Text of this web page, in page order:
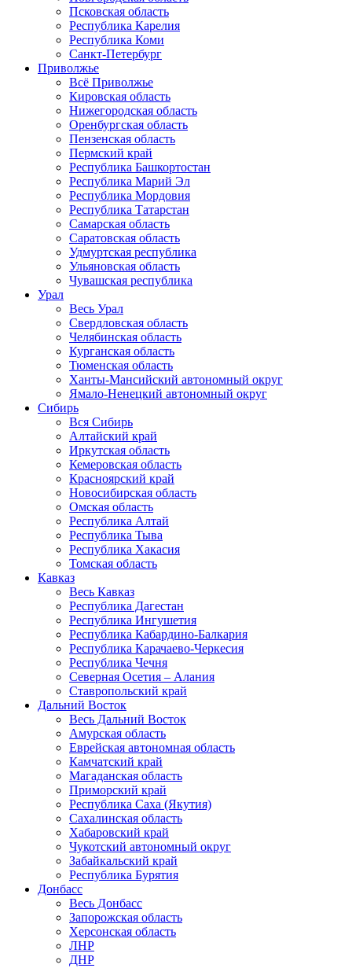
Псковская область
Республика Карелия
Республика Коми
Санкт-Петербург
Приволжье
Всё Приволжье
Кировская область
Нижегородская область
Оренбургская область
Пензенская область
Пермский край
Республика Башкортостан
Республика Марий Эл
Республика Мордовия
Республика Татарстан
Самарская область
Саратовская область
Удмуртская республика
Ульяновская область
Чувашская республика
Урал
Весь Урал
Свердловская область
Челябинская область
Курганская область
Тюменская область
Ханты-Мансийский автономный округ
Ямало-Ненецкий автономный округ
Сибирь
Вся Сибирь
Алтайский край
Иркутская область
Кемеровская область
Красноярский край
Новосибирская область
Омская область
Республика Алтай
Республика Тыва
Республика Хакасия
Томская область
Кавказ
Весь Кавказ
Республика Дагестан
Республика Ингушетия
Республика Кабардино-Балкария
Республика Карачаево-Черкесия
Республика Чечня
Северная Осетия – Алания
Ставропольский край
Дальний Восток
Весь Дальний Восток
Амурская область
Еврейская автономная область
Камчатский край
Магаданская область
Приморский край
Республика Саха (Якутия)
Сахалинская область
Хабаровский край
Чукотский автономный округ
Забайкальский край
Республика Бурятия
Донбасс
Весь Донбасс
Запорожская область
Херсонская область
ЛНР
ДНР